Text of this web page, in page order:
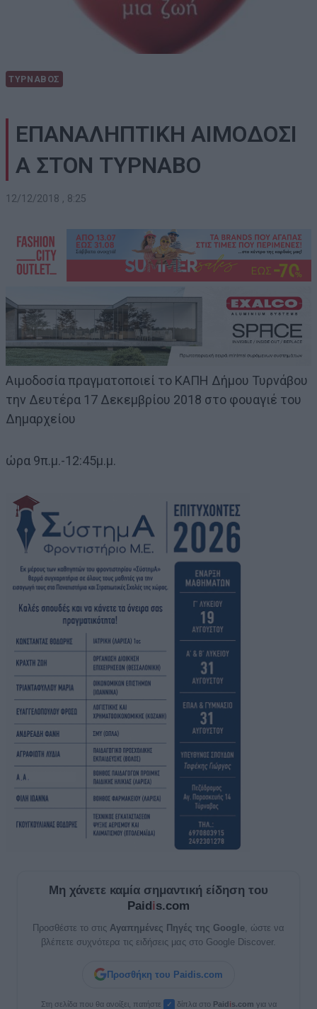
ΤΥΡΝΑΒΟΣ
ΕΠΑΝΑΛΗΠΤΙΚΗ ΑΙΜΟΔΟΣΙ
Α ΣΤΟΝ ΤΥΡΝΑΒΟ
12/12/2018 , 8:25
Αιμοδοσία πραγματοποιεί το ΚΑΠΗ Δήμου Τυρνάβου
την Δευτέρα 17 Δεκεμβρίου 2018 στο φουαγιέ του
Δημαρχείου
ώρα 9π.μ.-12:45μ.μ.
Μη χάνετε καμία σημαντική είδηση του
Paidis.com
Προσθέστε το στις Αγαπημένες Πηγές της Google , ώστε να
βλέπετε συχνότερα τις ειδήσεις μας στο Google Discover.
Προσθήκη του Paidis.com
Στη σελίδα που θα ανοίξει, πατήστε ✓ δίπλα στο Paidis.com για να